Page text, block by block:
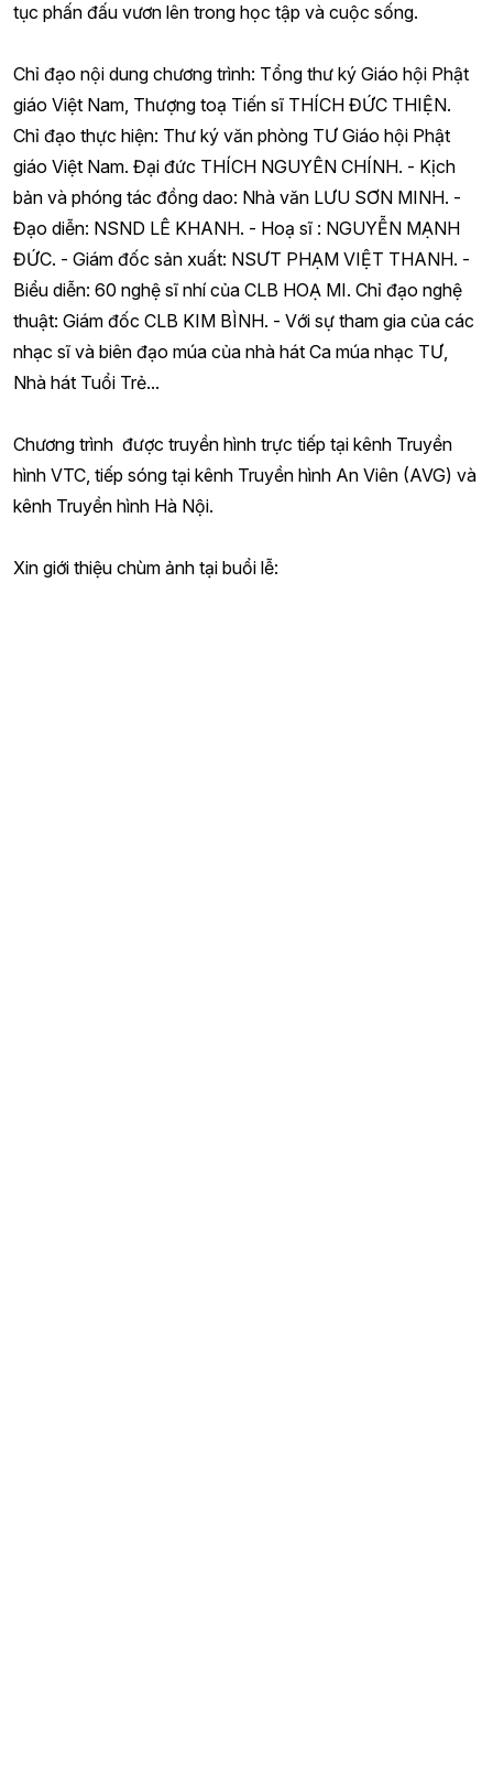
tục phấn đấu vươn lên trong học tập và cuộc sống.
Chỉ đạo nội dung chương trình: Tổng thư ký Giáo hội Phật
giáo Việt Nam, Thượng toạ Tiến sĩ THÍCH ĐỨC THIỆN.
Chỉ đạo thực hiện: Thư ký văn phòng TƯ Giáo hội Phật
giáo Việt Nam. Đại đức THÍCH NGUYÊN CHÍNH. - Kịch
bản và phóng tác đồng dao: Nhà văn LƯU SƠN MINH. -
Đạo diễn: NSND LÊ KHANH. - Hoạ sĩ : NGUYỄN MẠNH
ĐỨC. - Giám đốc sản xuất: NSƯT PHẠM VIỆT THANH. -
Biểu diễn: 60 nghệ sĩ nhí của CLB HOẠ MI. Chỉ đạo nghệ
thuật: Giám đốc CLB KIM BÌNH. - Với sự tham gia của các
nhạc sĩ và biên đạo múa của nhà hát Ca múa nhạc TƯ,
Nhà hát Tuổi Trẻ...
Chương trình được truyền hình trực tiếp tại kênh Truyền
hình VTC, tiếp sóng tại kênh Truyền hình An Viên (AVG) và
kênh Truyền hình Hà Nội.
Xin giới thiệu chùm ảnh tại buổi lễ: